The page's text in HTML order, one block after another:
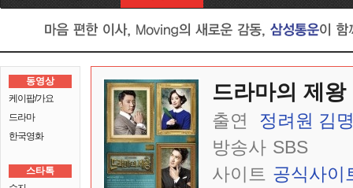
동영상
케이팝/가요
드라마
한국영화
스타톡
드라마의 제왕
출연
정려원 김
방송사 SBS
사이트 공식사이